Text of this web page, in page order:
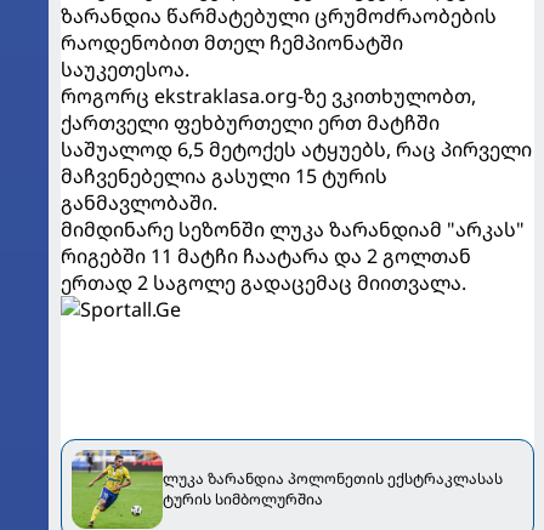
ზარანდია წარმატებული ცრუმოძრაობების
რაოდენობით მთელ ჩემპიონატში
საუკეთესოა.
როგორც ekstraklasa.org-ზე ვკითხულობთ,
ქართველი ფეხბურთელი ერთ მატჩში
საშუალოდ 6,5 მეტოქეს ატყუებს, რაც პირველი
მაჩვენებელია გასული 15 ტურის
განმავლობაში.
მიმდინარე სეზონში ლუკა ზარანდიამ "არკას"
რიგებში 11 მატჩი ჩაატარა და 2 გოლთან
ერთად 2 საგოლე გადაცემაც მიითვალა.
ლუკა ზარანდია პოლონეთის ექსტრაკლასას
ტურის სიმბოლურშია